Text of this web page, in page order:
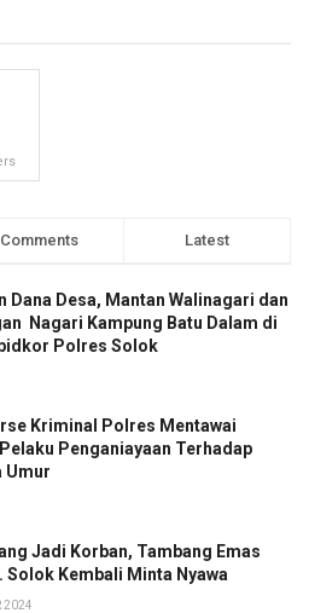
Comments Latest
Dana Desa, Mantan Walinagari dan
Nagari Kampung Batu Dalam di
Polres Solok
Kriminal Polres Mentawai
Penganiayaan Terhadap
Umur
Jadi Korban, Tambang Emas
Solok Kembali Minta Nyawa
2024